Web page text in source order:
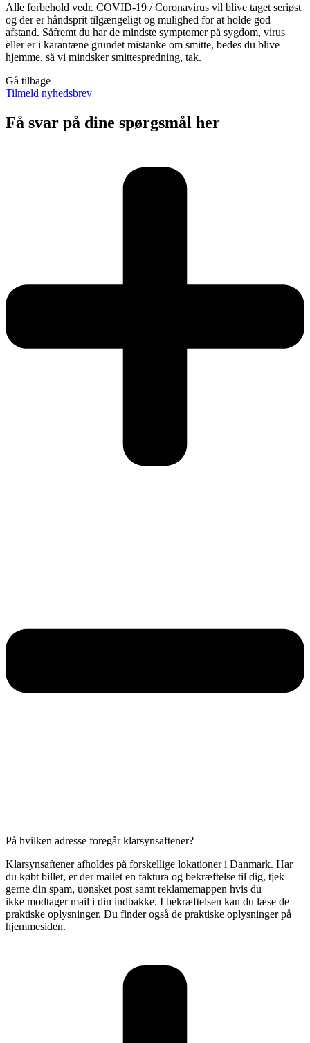
Alle forbehold vedr. COVID-19 / Coronavirus vil blive taget seriøst
og der er håndsprit tilgængeligt og mulighed for at holde god
afstand. Såfremt du har de mindste symptomer på sygdom, virus
eller er i karantæne grundet mistanke om smitte, bedes du blive
hjemme, så vi mindsker smittespredning, tak.
Gå tilbage
Tilmeld nyhedsbrev
Få svar på dine spørgsmål her
På hvilken adresse foregår klarsynsaftener?
Klarsynsaftener afholdes på forskellige lokationer i Danmark. Har
du købt billet, er der mailet en faktura og bekræftelse til dig, tjek
gerne din spam, uønsket post samt reklamemappen hvis du
ikke modtager mail i din indbakke. I bekræftelsen kan du læse de
praktiske oplysninger. Du finder også de praktiske oplysninger på
hjemmesiden.